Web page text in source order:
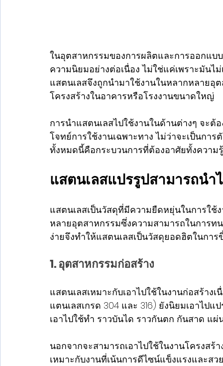
ในอุตสาหกรรมของการผลิตและการออกแบ
ความนิยมอย่างต่อเนื่อง ไม่ใช่แค่เพราะมัน
แสตนเลสจึงถูกนำมาใช้งานในหลากหลายอุ
โครงสร้างในอาคารหรือโรงงานขนาดใหญ่
การนำแสตนเลสไปใช้งานในด้านต่างๆ จะ
โจทย์การใช้งานเฉพาะทาง ไม่ว่าจะเป็นกา
ทั้งหมดนี้คือกระบวนการที่ต้องอาศัยทั้งความ
แสตนเลสแปรรูปสามารถนำ
แสตนเลสเป็นวัสดุที่มีความยืดหยุ่นในการใช้
หลายอุตสาหกรรมซึ่งความสามารถในการ
ง่ายจึงทำให้แสตนเลสเป็นวัสดุยอดฮิตในกา
1. อุตสาหกรรมก่อสร้าง
แสตนเลสเหมาะกับเอาไปใช้ในงานก่อสร้า
แตนเลสเกรด 304 และ 316) ยังนิยมเอาไป
เอาไปใช้ทำ ราวบันได ราวกันตก กันสาด แ
นอกจากจะสามารถเอาไปใช้ในงานโครงส
เหมาะกับงานที่เน้นการดีไซน์แข็งแรงและส